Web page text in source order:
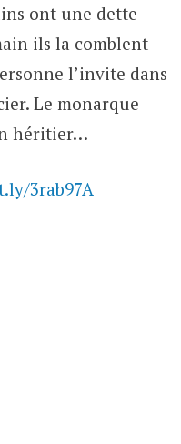
ont une dette
ils la comblent
l’invite dans
Le monarque
héritier…
3rab97A